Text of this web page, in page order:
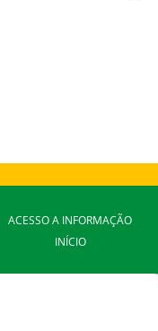
ACESSO A INFORMAÇÃO
INÍCIO